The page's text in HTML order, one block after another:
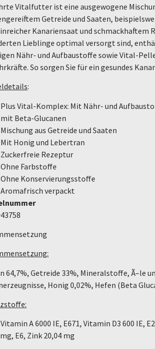
Vitalfutter ist eine ausgewogene
Getreide und Saaten,
Kanariensaat und schmackhaftem
Lieblinge optimal versorgt sind,
Nähr- und Aufbaustoffe sowie Vital-
So sorgen Sie für ein gesundes
:
Plus Vital-Komplex: Mit Nähr- und
mit Beta-Glucanen
Mischung aus Getreide und Saaten
Mit Honig und Lebertran
Zuckerfreie Rezeptur
Ohne Farbstoffe
Ohne Konservierungsstoffe
Aromafrisch verpackt
64,7%, Getreide 33%, Mineralstoffe, Ã–le
Honig 0,02%, Hefen (Beta
A 6000 IE, E671, Vitamin D3 600 IE,
E6, Zink 20,04 mg